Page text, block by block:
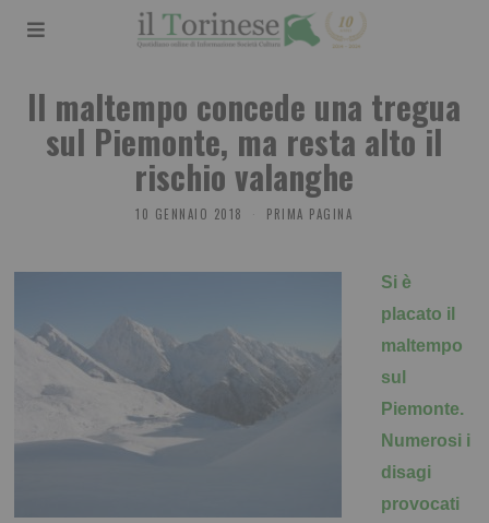
Il maltempo concede una tregua
sul Piemonte, ma resta alto il
rischio valanghe
10 GENNAIO 2018 PRIMA PAGINA
Si è
placato il
maltempo
sul
Piemonte.
Numerosi i
disagi
provocati